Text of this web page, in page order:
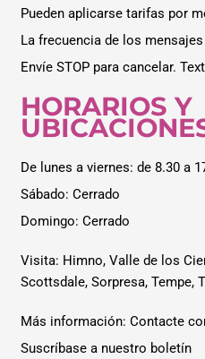
Pueden aplicarse tarifas por
La frecuencia de los
Envíe STOP para cancelar.
HORARIOS Y
De lunes a viernes: de 8.30 a
Sábado: Cerrado
Domingo: Cerrado
Visita: Himno,Valle de los
Scottsdale,Sorpresa,Tempe,
Más información: Contacte
Suscríbase a nuestro boletín